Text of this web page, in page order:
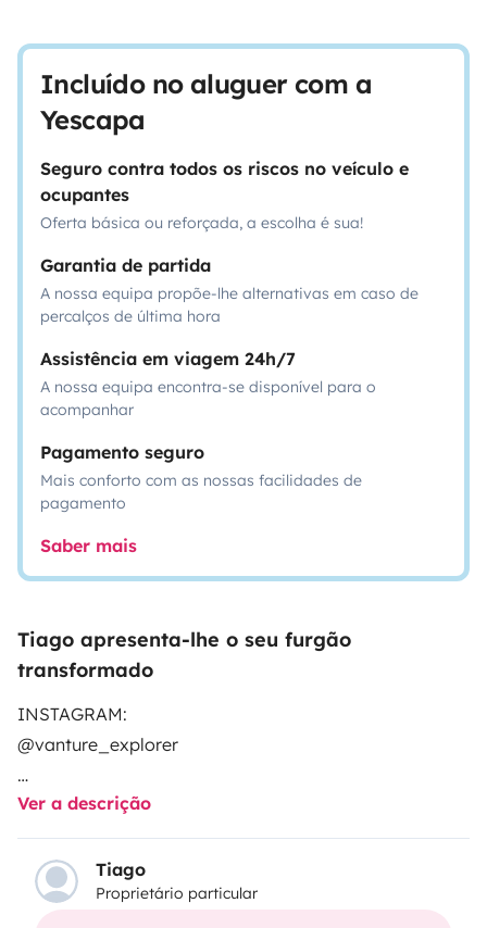
Incluído no aluguer com a
Yescapa
Seguro contra todos os riscos no veículo e
ocupantes
Oferta básica ou reforçada, a escolha é sua!
Garantia de partida
A nossa equipa propõe-lhe alternativas em caso de
percalços de última hora
Assistência em viagem 24h/7
A nossa equipa encontra-se disponível para o
acompanhar
Pagamento seguro
Mais conforto com as nossas facilidades de
pagamento
Saber mais
Tiago apresenta-lhe o seu furgão
transformado
INSTAGRAM:
@vanture_explorer
Meet your ultimate Off-Grid Adventure Home.
Please, read carefully:
Ver a descrição
Tiago
Proprietário particular